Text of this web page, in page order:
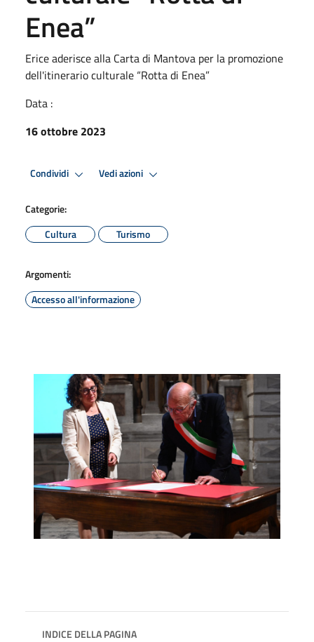
Enea”
Erice aderisce alla Carta di Mantova per la promozione
dell'itinerario culturale “Rotta di Enea”
Data :
16 ottobre 2023
Condividi Vedi azioni
Categorie:
Cultura
Turismo
Argomenti:
Accesso all'informazione
INDICE DELLA PAGINA